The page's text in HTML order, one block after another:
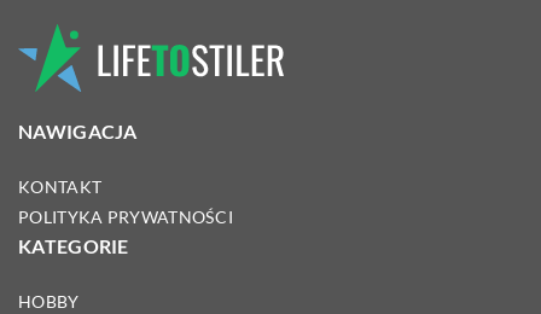
NAWIGACJA
KONTAKT
POLITYKA PRYWATNOŚCI
KATEGORIE
HOBBY